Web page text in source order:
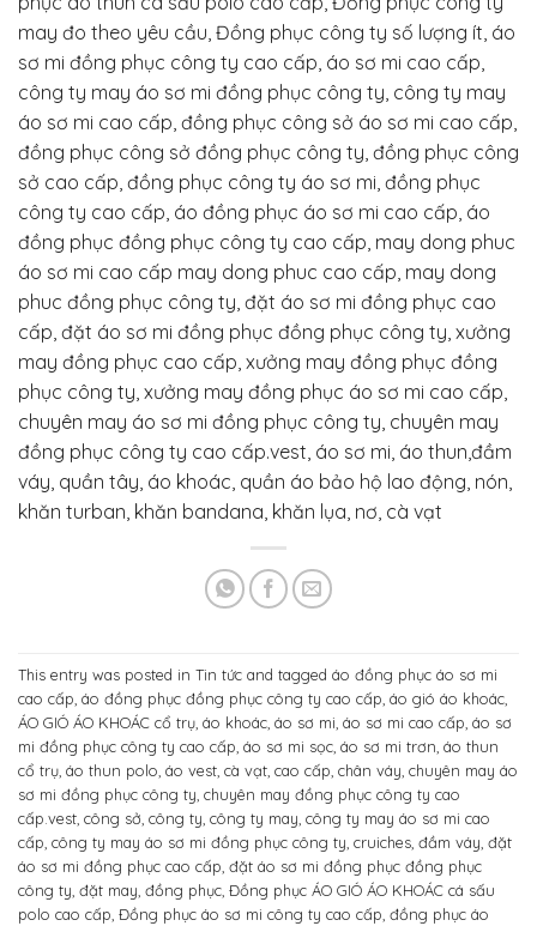
may đo theo yêu cầu, Đồng phục công ty số lượng ít, áo
sơ mi đồng phục công ty cao cấp, áo sơ mi cao cấp,
công ty may áo sơ mi đồng phục công ty, công ty may
áo sơ mi cao cấp, đồng phục công sở áo sơ mi cao cấp,
đồng phục công sở đồng phục công ty, đồng phục công
sở cao cấp, đồng phục công ty áo sơ mi, đồng phục
công ty cao cấp, áo đồng phục áo sơ mi cao cấp, áo
đồng phục đồng phục công ty cao cấp, may dong phuc
áo sơ mi cao cấp may dong phuc cao cấp, may dong
phuc đồng phục công ty, đặt áo sơ mi đồng phục cao
cấp, đặt áo sơ mi đồng phục đồng phục công ty, xưởng
may đồng phục cao cấp, xưởng may đồng phục đồng
phục công ty, xưởng may đồng phục áo sơ mi cao cấp,
chuyên may áo sơ mi đồng phục công ty, chuyên may
đồng phục công ty cao cấp.vest, áo sơ mi, áo thun,đầm
váy, quần tây, áo khoác, quần áo bảo hộ lao động, nón,
khăn turban, khăn bandana, khăn lụa, nơ, cà vạt
This entry was posted in Tin tức and tagged áo đồng phục áo sơ mi
cao cấp áo đồng phục đồng phục công ty cao cấp áo gió áo khoác
ÁO GIÓ ÁO KHOÁC cổ trụ áo khoác áo sơ mi áo sơ mi cao cấp áo sơ
mi đồng phục công ty cao cấp áo sơ mi sọc áo sơ mi trơn áo thun
cổ trụ áo thun polo áo vest cà vạt cao cấp chân váy chuyên may áo
sơ mi đồng phục công ty chuyên may đồng phục công ty cao
cấp.vest công sở công ty công ty may công ty may áo sơ mi cao
cấp công ty may áo sơ mi đồng phục công ty cruiches đầm váy đặt
áo sơ mi đồng phục cao cấp đặt áo sơ mi đồng phục đồng phục
công ty đặt may đồng phục Đồng phục ÁO GIÓ ÁO KHOÁC cá sấu
polo cao cấp Đồng phục áo sơ mi công ty cao cấp đồng phục áo